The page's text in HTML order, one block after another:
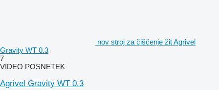
nov stroj za čiščenje žit Agrivel
Gravity WT 0.3
7
VIDEO POSNETEK
Agrivel Gravity WT 0.3